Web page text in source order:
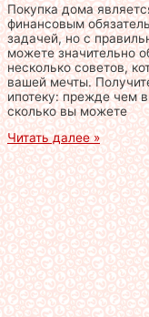
Покупка дома
финансовым
задачей, но с
можете значительно
несколько советов,
вашей мечты.
ипотеку: прежде чем
сколько вы можете
Читать далее »